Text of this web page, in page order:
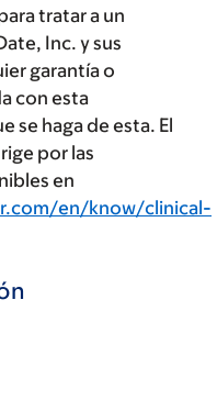
tratar a un
Inc. y sus
garantía o
con esta
se haga de esta. El
por las
en
en/know/clinical-